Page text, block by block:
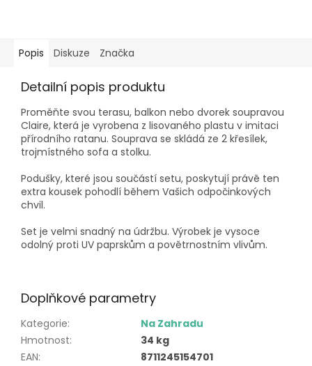
Popis Diskuze Značka
Detailní popis produktu
Proměňte svou terasu, balkon nebo dvorek soupravou
Claire, která je vyrobena z lisovaného plastu v imitaci
přírodního ratanu. Souprava se skládá ze 2 křesílek,
trojmístného sofa a stolku.
Podušky, které jsou součástí setu, poskytují právě ten
extra kousek pohodlí během Vašich odpočinkových
chvil.
Set je velmi snadný na údržbu. Výrobek je vysoce
odolný proti UV paprskům a povětrnostním vlivům.
Doplňkové parametry
Kategorie:
Na Zahradu
Hmotnost:
34 kg
EAN:
8711245154701